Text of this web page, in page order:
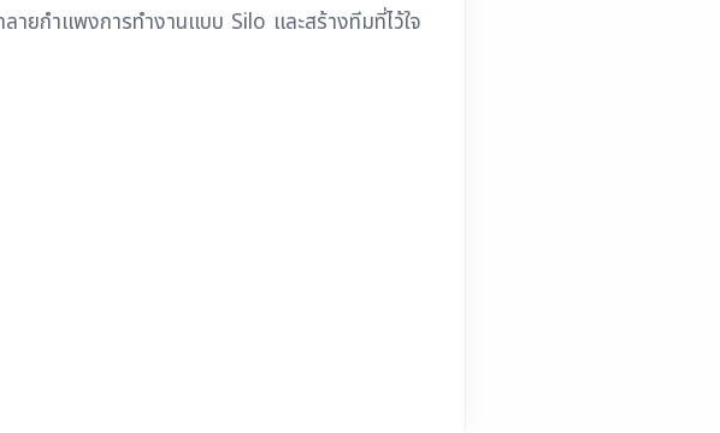
ายกำแพงการทำงานแบบ Silo และสร้างทีมที่ไว้ใจ